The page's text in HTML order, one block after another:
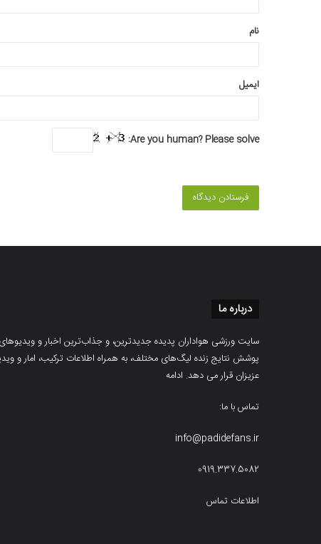
*
نام
ایمیل
Are you human? Please solve:
درباره ما
سایت ورزشی هواداران پدیده جدیدترین، و جذاب‌ترین اخبار و ویدیوهای
پوشش نتایج زنده لیگ‌های مختلف، به همراه اطلاعات ترکیب، امار و
عزیزان قرار می دهد. ادامه
تماس با ما:
info@padidefans.ir
0919.337.5082
اطلاعات تماس